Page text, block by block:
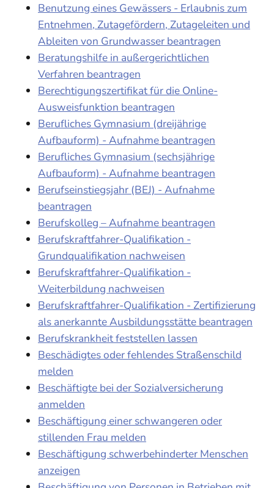
Benutzung eines Gewässers - Erlaubnis zum
Entnehmen, Zutagefördern, Zutageleiten und
Ableiten von Grundwasser beantragen
Beratungshilfe in außergerichtlichen
Verfahren beantragen
Berechtigungszertifikat für die Online-
Ausweisfunktion beantragen
Berufliches Gymnasium (dreijährige
Aufbauform) - Aufnahme beantragen
Berufliches Gymnasium (sechsjährige
Aufbauform) - Aufnahme beantragen
Berufseinstiegsjahr (BEJ) - Aufnahme
beantragen
Berufskolleg – Aufnahme beantragen
Berufskraftfahrer-Qualifikation -
Grundqualifikation nachweisen
Berufskraftfahrer-Qualifikation -
Weiterbildung nachweisen
Berufskraftfahrer-Qualifikation - Zertifizierung
als anerkannte Ausbildungsstätte beantragen
Berufskrankheit feststellen lassen
Beschädigtes oder fehlendes Straßenschild
melden
Beschäftigte bei der Sozialversicherung
anmelden
Beschäftigung einer schwangeren oder
stillenden Frau melden
Beschäftigung schwerbehinderter Menschen
anzeigen